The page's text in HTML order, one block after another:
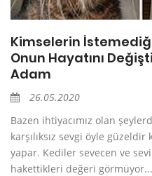
Kimselerin
Onun Hayatını
Adam
26.05.2020
Bazen ihtiyacımız olan
karşılıksız sevgi öyle
yapar. Kediler sevecen ve
hakettikleri değeri görmüyor...